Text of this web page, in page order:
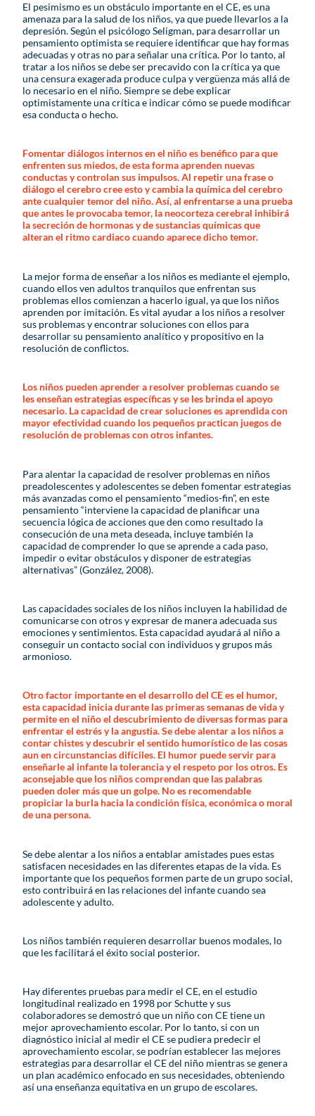
El pesimismo es un obstáculo importante en el CE, es una
amenaza para la salud de los niños, ya que puede llevarlos a la
depresión. Según el psicólogo Seligman, para desarrollar un
pensamiento optimista se requiere identificar que hay formas
adecuadas y otras no para señalar una crítica. Por lo tanto, al
tratar a los niños se debe ser precavido con la crítica ya que
una censura exagerada produce culpa y vergüenza más allá de
lo necesario en el niño. Siempre se debe explicar
optimistamente una crítica e indicar cómo se puede modificar
esa conducta o hecho.
Fomentar diálogos internos en el niño es benéfico para que
enfrenten sus miedos, de esta forma aprenden nuevas
conductas y controlan sus impulsos. Al repetir una frase o
diálogo el cerebro cree esto y cambia la química del cerebro
ante cualquier temor del niño. Así, al enfrentarse a una prueba
que antes le provocaba temor, la neocorteza cerebral inhibirá
la secreción de hormonas y de sustancias químicas que
alteran el ritmo cardiaco cuando aparece dicho temor.
La mejor forma de enseñar a los niños es mediante el ejemplo,
cuando ellos ven adultos tranquilos que enfrentan sus
problemas ellos comienzan a hacerlo igual, ya que los niños
aprenden por imitación. Es vital ayudar a los niños a resolver
sus problemas y encontrar soluciones con ellos para
desarrollar su pensamiento analítico y propositivo en la
resolución de conflictos.
Los niños pueden aprender a resolver problemas cuando se
les enseñan estrategias específicas y se les brinda el apoyo
necesario. La capacidad de crear soluciones es aprendida con
mayor efectividad cuando los pequeños practican juegos de
resolución de problemas con otros infantes.
Para alentar la capacidad de resolver problemas en niños
preadolescentes y adolescentes se deben fomentar estrategias
más avanzadas como el pensamiento “medios-fin”, en este
pensamiento “interviene la capacidad de planificar una
secuencia lógica de acciones que den como resultado la
consecución de una meta deseada, incluye también la
capacidad de comprender lo que se aprende a cada paso,
impedir o evitar obstáculos y disponer de estrategias
alternativas” (González, 2008).
Las capacidades sociales de los niños incluyen la habilidad de
comunicarse con otros y expresar de manera adecuada sus
emociones y sentimientos. Esta capacidad ayudará al niño a
conseguir un contacto social con individuos y grupos más
armonioso.
Otro factor importante en el desarrollo del CE es el humor,
esta capacidad inicia durante las primeras semanas de vida y
permite en el niño el descubrimiento de diversas formas para
enfrentar el estrés y la angustia. Se debe alentar a los niños a
contar chistes y descubrir el sentido humorístico de las cosas
aun en circunstancias difíciles. El humor puede servir para
enseñarle al infante la tolerancia y el respeto por los otros. Es
aconsejable que los niños comprendan que las palabras
pueden doler más que un golpe. No es recomendable
propiciar la burla hacia la condición física, económica o moral
de una persona.
Se debe alentar a los niños a entablar amistades pues estas
satisfacen necesidades en las diferentes etapas de la vida. Es
importante que los pequeños formen parte de un grupo social,
esto contribuirá en las relaciones del infante cuando sea
adolescente y adulto.
Los niños también requieren desarrollar buenos modales, lo
que les facilitará el éxito social posterior.
Hay diferentes pruebas para medir el CE, en el estudio
longitudinal realizado en 1998 por Schutte y sus
colaboradores se demostró que un niño con CE tiene un
mejor aprovechamiento escolar. Por lo tanto, si con un
diagnóstico inicial al medir el CE se pudiera predecir el
aprovechamiento escolar, se podrían establecer las mejores
estrategias para desarrollar el CE del niño mientras se genera
un plan académico enfocado en sus necesidades, obteniendo
así una enseñanza equitativa en un grupo de escolares.